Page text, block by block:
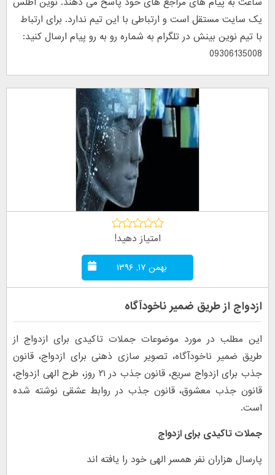
یک سایت مستقل است و ارتباطی با این تیم ندارد. برای ارتباط
با تیم نوین بینش در تلگرام به شماره رو به رو پیام ارسال کنید:
09306135008
امتیاز دهید!
بهمن ۱۷, ۱۳۹۶
ازدواج از طریق ضمیر ناخودآگاه
این مطلب در مورد موضوعات جملات تاکیدی برای ازدواج از
طریق ضمیر ناخودآگاه، تصویر سازی ذهنی برای ازدواج، قانون
جذب برای ازدواج سریع، قانون جذب در ۲۱ روز، طرح الهی ازدواج،
قانون جذب معشوق، قانون جذب در روابط عشقی نوشته شده
است.
جملات تاکیدی برای ازدواج
پارسال هزاران نفر همسر الهی خود را یافته اند